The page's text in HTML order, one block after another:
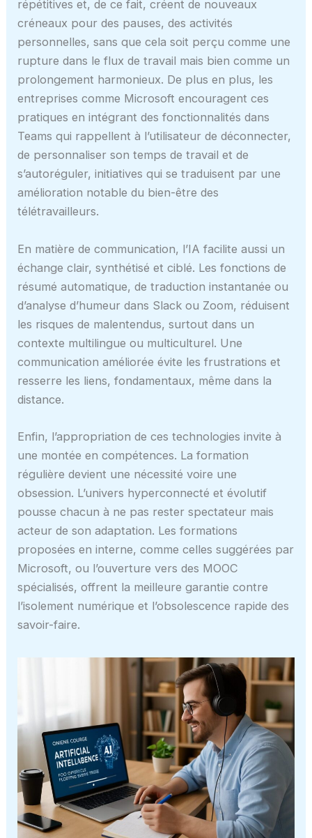
répétitives et, de ce fait, créent de nouveaux
créneaux pour des pauses, des activités
personnelles, sans que cela soit perçu comme une
rupture dans le flux de travail mais bien comme un
prolongement harmonieux. De plus en plus, les
entreprises comme Microsoft encouragent ces
pratiques en intégrant des fonctionnalités dans
Teams qui rappellent à l’utilisateur de déconnecter,
de personnaliser son temps de travail et de
s’autoréguler, initiatives qui se traduisent par une
amélioration notable du bien-être des
télétravailleurs.
En matière de communication, l’IA facilite aussi un
échange clair, synthétisé et ciblé. Les fonctions de
résumé automatique, de traduction instantanée ou
d’analyse d’humeur dans Slack ou Zoom, réduisent
les risques de malentendus, surtout dans un
contexte multilingue ou multiculturel. Une
communication améliorée évite les frustrations et
resserre les liens, fondamentaux, même dans la
distance.
Enfin, l’appropriation de ces technologies invite à
une montée en compétences. La formation
régulière devient une nécessité voire une
obsession. L’univers hyperconnecté et évolutif
pousse chacun à ne pas rester spectateur mais
acteur de son adaptation. Les formations
proposées en interne, comme celles suggérées par
Microsoft, ou l’ouverture vers des MOOC
spécialisés, offrent la meilleure garantie contre
l’isolement numérique et l’obsolescence rapide des
savoir-faire.